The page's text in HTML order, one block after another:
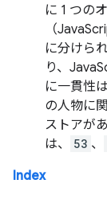
に 1 つの
（
に分けら
り、
に一貫性
の人物に
ストアが
は、
53 、
Index